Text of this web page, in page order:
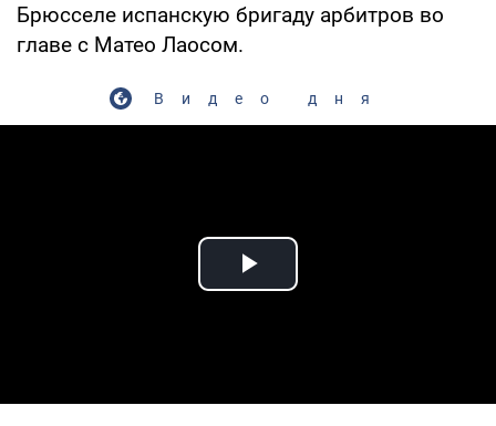
Брюсселе испанскую бригаду арбитров во
главе с Матео Лаосом.
Видео дня
Play Video